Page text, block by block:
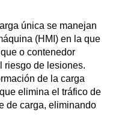
única se manejan
(HMI) en la que
o contenedor
riesgo de lesiones.
de la carga
elimina el tráfico de
de carga, eliminando